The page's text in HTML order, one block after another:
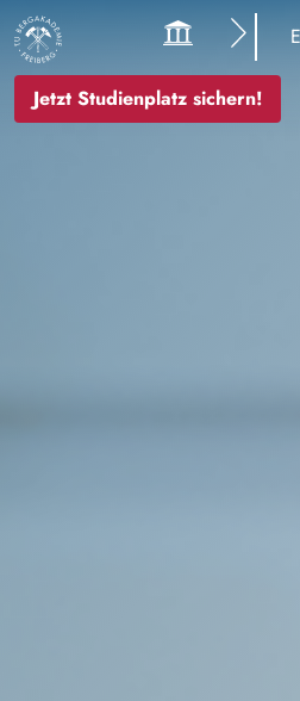
Jetzt Studienplatz sichern!
Bild